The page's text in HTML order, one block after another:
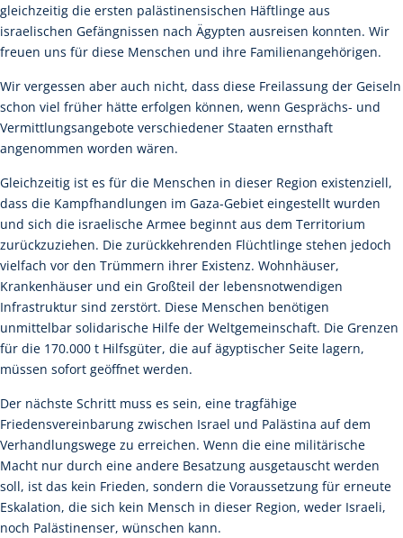
gleichzeitig die ersten palästinensischen Häftlinge aus
israelischen Gefängnissen nach Ägypten ausreisen konnten. Wir
freuen uns für diese Menschen und ihre Familienangehörigen.
Wir vergessen aber auch nicht, dass diese Freilassung der Geiseln
schon viel früher hätte erfolgen können, wenn Gesprächs- und
Vermittlungsangebote verschiedener Staaten ernsthaft
angenommen worden wären.
Gleichzeitig ist es für die Menschen in dieser Region existenziell,
dass die Kampfhandlungen im Gaza-Gebiet eingestellt wurden
und sich die israelische Armee beginnt aus dem Territorium
zurückzuziehen. Die zurückkehrenden Flüchtlinge stehen jedoch
vielfach vor den Trümmern ihrer Existenz. Wohnhäuser,
Krankenhäuser und ein Großteil der lebensnotwendigen
Infrastruktur sind zerstört. Diese Menschen benötigen
unmittelbar solidarische Hilfe der Weltgemeinschaft. Die Grenzen
für die 170.000 t Hilfsgüter, die auf ägyptischer Seite lagern,
müssen sofort geöffnet werden.
Der nächste Schritt muss es sein, eine tragfähige
Friedensvereinbarung zwischen Israel und Palästina auf dem
Verhandlungswege zu erreichen. Wenn die eine militärische
Macht nur durch eine andere Besatzung ausgetauscht werden
soll, ist das kein Frieden, sondern die Voraussetzung für erneute
Eskalation, die sich kein Mensch in dieser Region, weder Israeli,
noch Palästinenser, wünschen kann.